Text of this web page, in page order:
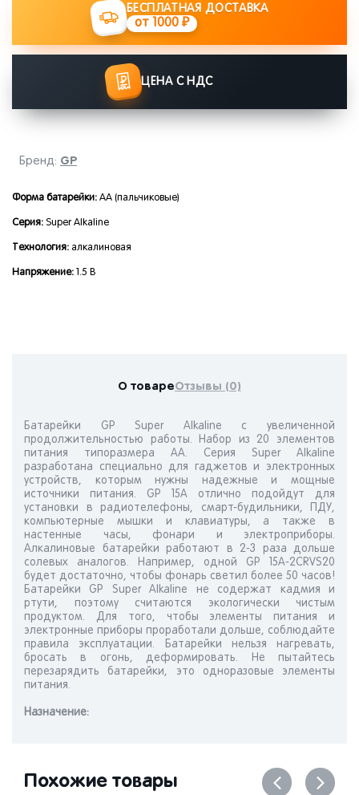
Бренд: GP
Форма батарейки: AA (пальчиковые)
Серия: Super Alkaline
Технология: алкалиновая
Напряжение: 1.5 В
БЕСПЛАТНАЯ ДОСТАВКА
от 1000 ₽
ЦЕНА С НДС
О товареОтзывы (0)
Батарейки GP Super Alkaline с увеличенной
продолжительностью работы. Набор из 20 элементов
питания типоразмера АА. Серия Super Alkaline
разработана специально для гаджетов и электронных
устройств, которым нужны надежные и мощные
источники питания. GP 15A отлично подойдут для
установки в радиотелефоны, смарт-будильники, ПДУ,
компьютерные мышки и клавиатуры, а также в
настенные часы, фонари и электроприборы.
Алкалиновые батарейки работают в 2-3 раза дольше
солевых аналогов. Например, одной GP 15A-2CRVS20
будет достаточно, чтобы фонарь светил более 50 часов!
Батарейки GP Super Alkaline не содержат кадмия и
ртути, поэтому считаются экологически чистым
продуктом. Для того, чтобы элементы питания и
электронные приборы проработали дольше, соблюдайте
правила эксплуатации. Батарейки нельзя нагревать,
бросать в огонь, деформировать. Не пытайтесь
перезарядить батарейки, это одноразовые элементы
питания.
Назначениe:
Похожие товары